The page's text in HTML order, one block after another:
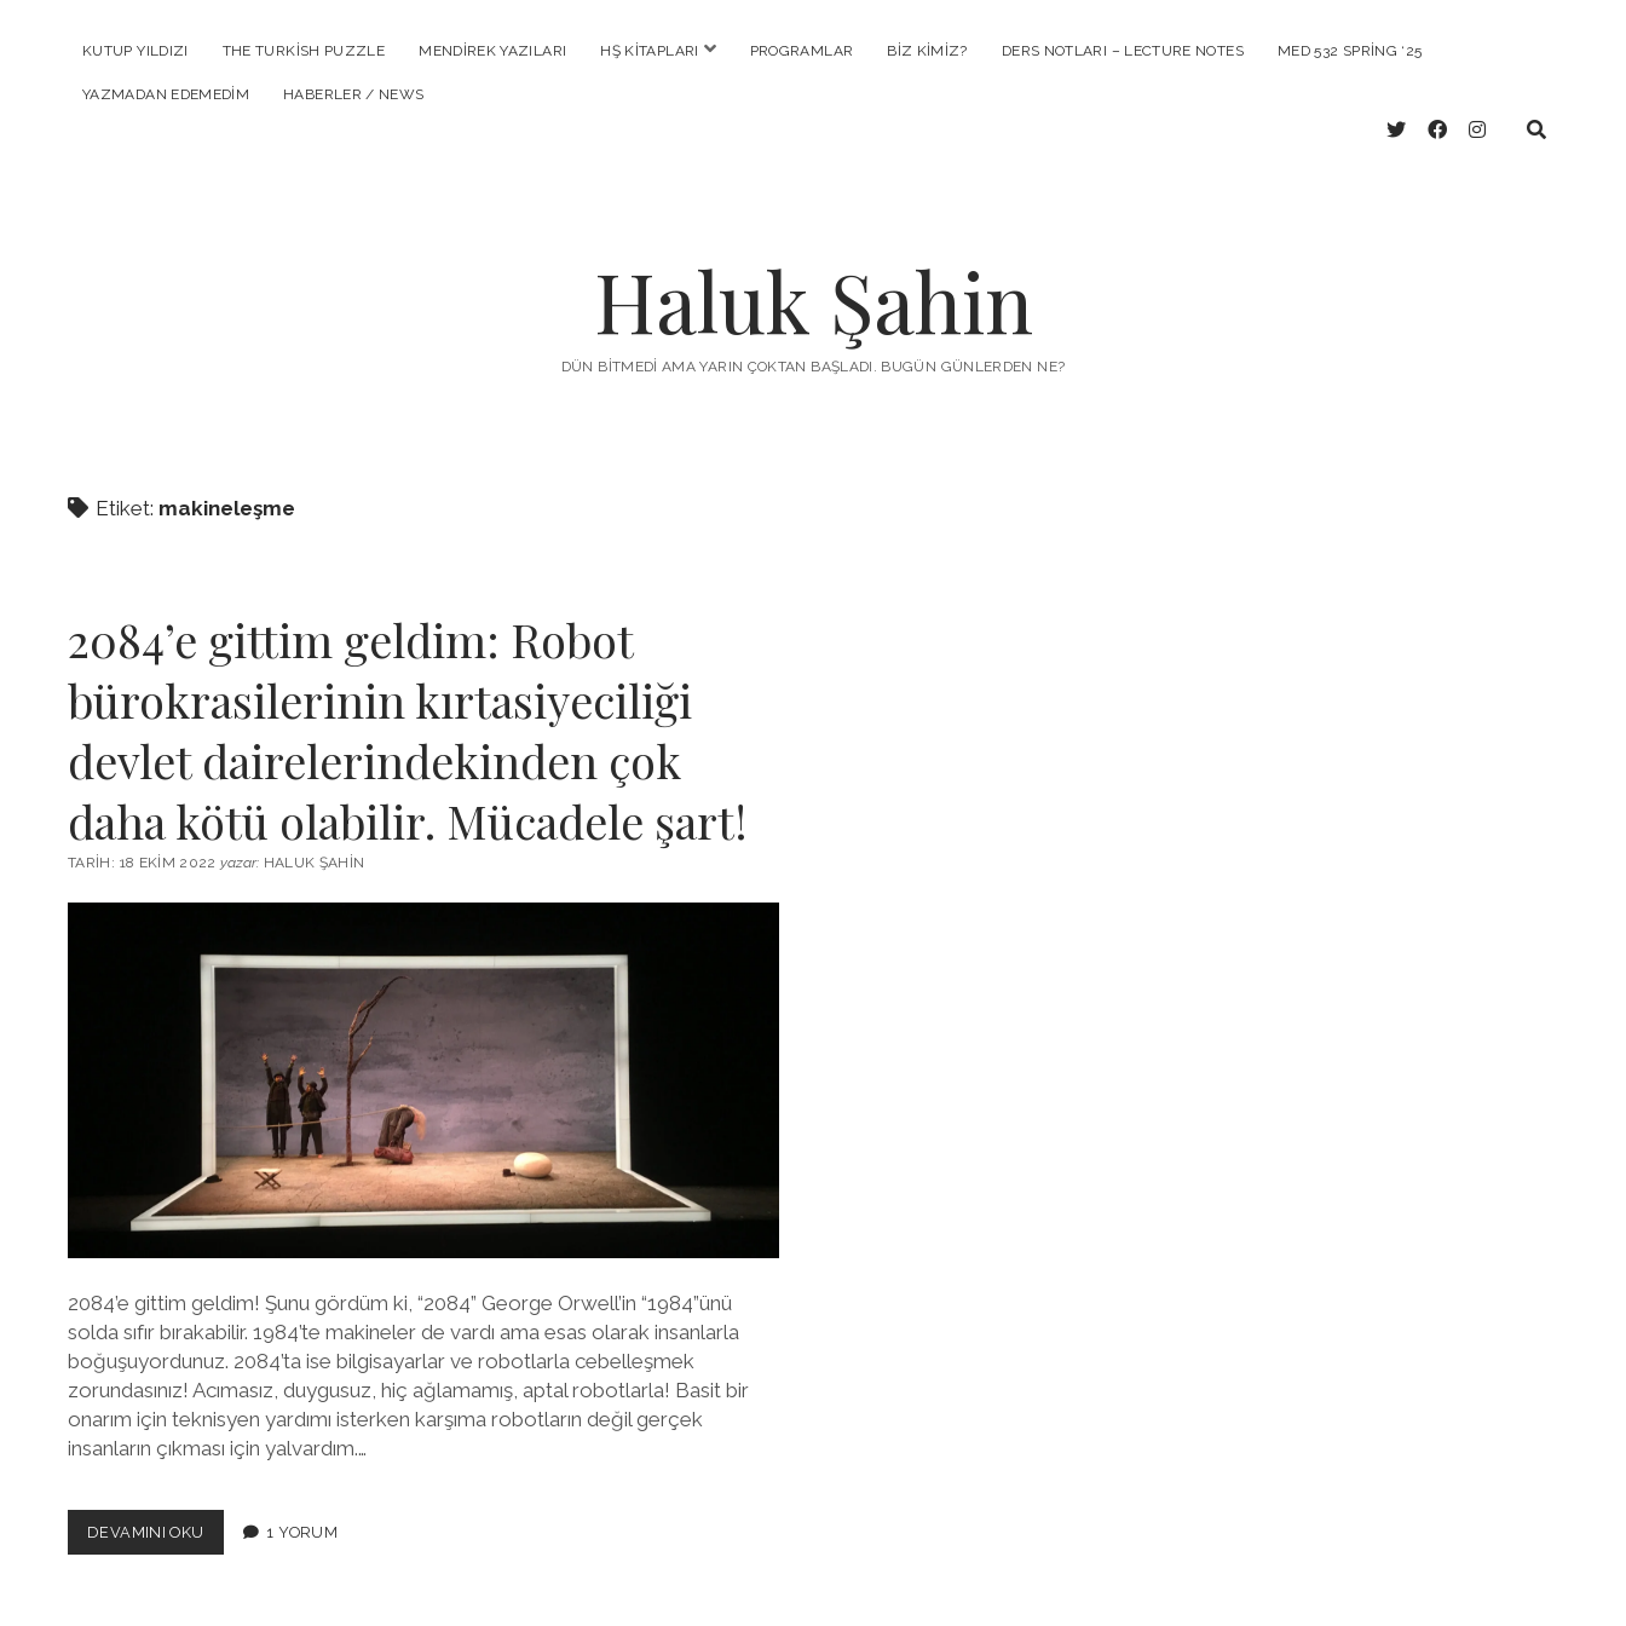
KUTUP YILDIZI THE TURKISH PUZZLE MENDIREK YAZILARI HŞ KITAPLARI menüyüPROGRAMLAR BIZ KIMIZ? DERS NOTLARI – LECTURE NOTES MED 532 SPRING ‘25
YAZMADAN EDEMEDIM HABERLER / NEWS
twitterfacebook
instagram
Haluk Şahin
DÜN BITMEDI AMA YARIN ÇOKTAN BAŞLADI. BUGÜN GÜNLERDEN NE?
Etiket: makineleşme
2084’e gittim geldim: Robot
bürokrasilerinin kırtasiyeciliği
devlet dairelerindekinden çok
daha kötü olabilir. Mücadele şart!
TARIH: 18 EKIM 2022yazar: HALUK ŞAHIN
2084’e gittim geldim! Şunu gördüm ki, “2084” George Orwell’in “1984”ünü
solda sıfır bırakabilir. 1984’te makineler de vardı ama esas olarak insanlarla
boğuşuyordunuz. 2084’ta ise bilgisayarlar ve robotlarla cebelleşmek
zorundasınız! Acımasız, duygusuz, hiç ağlamamış, aptal robotlarla! Basit bir
onarım için teknisyen yardımı isterken karşıma robotların değil gerçek
insanların çıkması için yalvardım.…
DEVAMINI OKU 2084’E
GITTIM
1 YORUM